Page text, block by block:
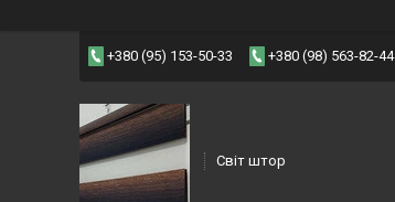
+380 (95) 153-50-33 +380 (98) 563-82-44
Світ штор